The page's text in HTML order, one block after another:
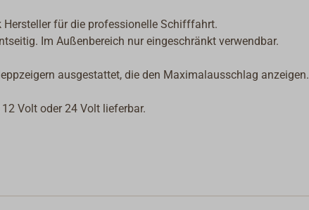
für die professionelle Schifffahrt.
Im Außenbereich nur eingeschränkt verwendbar.
ausgestattet, die den Maximalausschlag anzeigen.
Volt oder 24 Volt lieferbar.